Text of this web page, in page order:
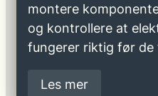
montere
og kontrollere at
fungerer riktig før de
Les mer